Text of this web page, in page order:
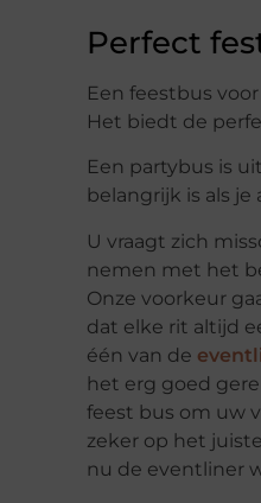
Perfect
Een feestbus
Het biedt de
Een partybus is
belangrijk is als
U vraagt zich
nemen met het
Onze voorkeur
dat elke rit altijd
één van de
het erg goed
feest bus om uw
zeker op het
nu de eventliner